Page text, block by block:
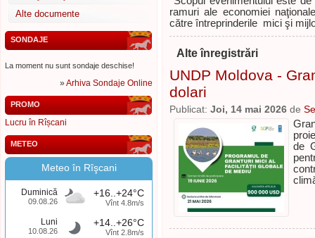
Alte documente
SONDAJE
La moment nu sunt sondaje deschise!
»Arhiva Sondaje Online
PROMO
Lucru în Rîșcani
METEO
Meteo în Rîşcani
Duminică
09.08.26
+16..+24°C
Vînt 4.8m/s
Luni
10.08.26
+14..+26°C
Vînt 2.8m/s
ramuri ale economiei
către întreprinderile mici şi
Alte înregistrări
UNDP Moldova -
dolari
Publicat: Joi, 14 mai 2026 de
de